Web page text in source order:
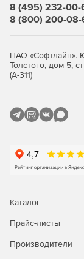
SandBox(R))
Эти
Silent-
время не
8 (495) 232-00-
8 (800) 200-08-
ПАО «Софтлайн».
Толстого, дом 5,
(А-311)
Каталог
Прайс-листы
Производители